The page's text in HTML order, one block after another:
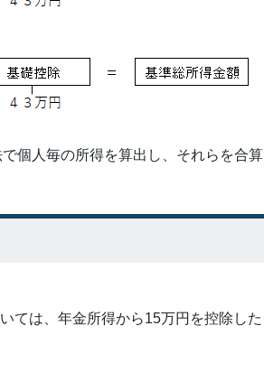
個人毎の所得を算出し、それらを合算
ては、年金所得から15万円を控除した